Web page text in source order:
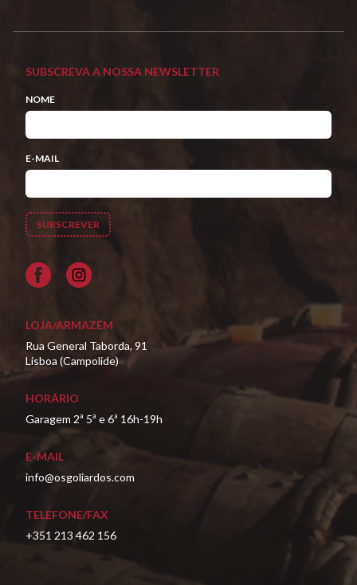
SUBSCREVA A NOSSA NEWSLETTER
NOME
E-MAIL
Facebook
LOJA/ARMAZÉM
Rua General Taborda, 91
Lisboa (Campolide)
HORÁRIO
Garagem 2ª 5ª e 6ª 16h-19h
E-MAIL
info@osgoliardos.com
TELEFONE/FAX
+351 213 462 156